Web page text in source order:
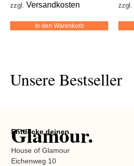
zzgl. Versandkosten
In den Warenkorb
zzgl.
Unsere Bestseller
Entdecke deinen
Glamour.
House of Glamour
Eichenweg 10